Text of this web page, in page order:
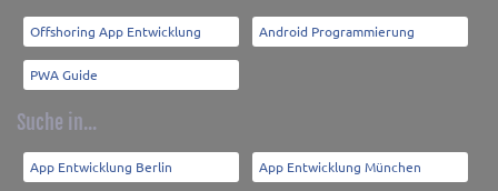
Offshoring App Entwicklung Android Programmierung
PWA Guide
Suche in...
App Entwicklung Berlin App Entwicklung München